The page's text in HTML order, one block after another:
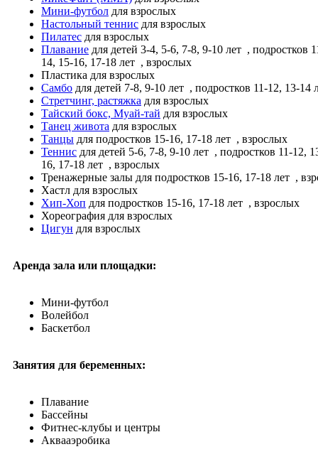
Мини-футбол для взрослых
Настольный теннис для взрослых
Пилатес для взрослых
Плавание для детей 3-4, 5-6, 7-8, 9-10 лет , подростков
14, 15-16, 17-18 лет , взрослых
Пластика для взрослых
Самбо для детей 7-8, 9-10 лет , подростков 11-12, 13-14
Стретчинг, растяжка для взрослых
Тайский бокс, Муай-тай для взрослых
Танец живота для взрослых
Танцы для подростков 15-16, 17-18 лет , взрослых
Теннис для детей 5-6, 7-8, 9-10 лет , подростков 11-12,
16, 17-18 лет , взрослых
Тренажерные залы для подростков 15-16, 17-18 лет ,
Хастл для взрослых
Хип-Хоп для подростков 15-16, 17-18 лет , взрослых
Хореография для взрослых
Цигун для взрослых
Аренда зала или площадки:
Мини-футбол
Волейбол
Баскетбол
Занятия для беременных:
Плавание
Бассейны
Фитнес-клубы и центры
Аквааэробика